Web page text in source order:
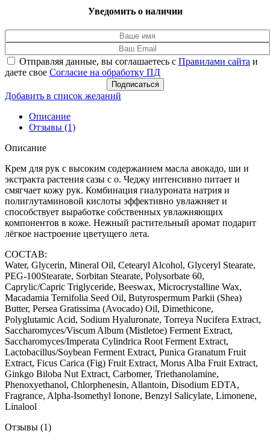
Уведомить о наличии
Отправляя данные, вы соглашаетесь с Правилами сайта и
даете свое Согласие на обработку ПД
Подписаться
Добавить в список желаний
Описание
Отзывы (1)
Описание
Крем для рук с высоким содержанием масла авокадо, ши и
экстракта растения сазы с о. Чеджу интенсивно питает и
смягчает кожу рук. Комбинация гиалуроната натрия и
полиглутаминовой кислоты эффективно увлажняет и
способствует выработке собственных увлажняющих
компонентов в коже. Нежный растительный аромат подарит
лёгкое настроение цветущего лета.
СОСТАВ:
Water, Glycerin, Mineral Oil, Cetearyl Alcohol, Glyceryl Stearate,
PEG-100Stearate, Sorbitan Stearate, Polysorbate 60,
Caprylic/Capric Triglyceride, Beeswax, Microcrystalline Wax,
Macadamia Ternifolia Seed Oil, Butyrospermum Parkii (Shea)
Butter, Persea Gratissima (Avocado) Oil, Dimethicone,
Polyglutamic Acid, Sodium Hyaluronate, Torreya Nucifera Extract,
Saccharomyces/Viscum Album (Mistletoe) Ferment Extract,
Saccharomyces/Imperata Cylindrica Root Ferment Extract,
Lactobacillus/Soybean Ferment Extract, Punica Granatum Fruit
Extract, Ficus Carica (Fig) Fruit Extract, Morus Alba Fruit Extract,
Ginkgo Biloba Nut Extract, Carbomer, Triethanolamine,
Phenoxyethanol, Chlorphenesin, Allantoin, Disodium EDTA,
Fragrance, Alpha-Isomethyl Ionone, Benzyl Salicylate, Limonene,
Linalool
Отзывы (1)